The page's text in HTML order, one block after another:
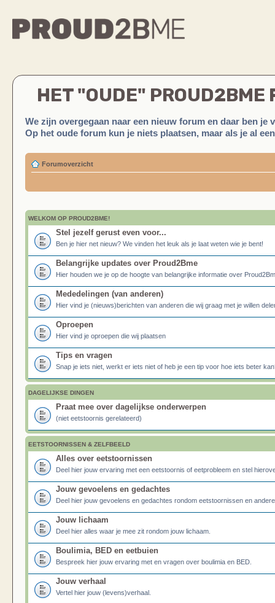
HET "OUDE" PROUD2BME
We zijn overgegaan naar een nieuw forum en daar ben je
Op het oude forum kun je niets plaatsen, maar als je al
Forumoverzicht
WELKOM OP PROUD2BME!
Stel jezelf gerust even voor...
Ben je hier net nieuw? We vinden het leuk als je laat weten wie je bent!
Belangrijke updates over Proud2Bme
Hier houden we je op de hoogte van belangrijke informatie over
Mededelingen (van anderen)
Hier vind je (nieuws)berichten van anderen die wij graag met je willen
Oproepen
Hier vind je oproepen die wij plaatsen
Tips en vragen
Snap je iets niet, werkt er iets niet of heb je een tip voor hoe iets beter
DAGELIJKSE DINGEN
Praat mee over dagelijkse onderwerpen
(niet eetstoornis gerelateerd)
EETSTOORNISSEN & ZELFBEELD
Alles over eetstoornissen
Deel hier jouw ervaring met een eetstoornis of eetprobleem en stel
Jouw gevoelens en gedachtes
Deel hier jouw gevoelens en gedachtes rondom eetstoornissen en
Jouw lichaam
Deel hier alles waar je mee zit rondom jouw lichaam.
Boulimia, BED en eetbuien
Bespreek hier jouw ervaring met en vragen over boulimia en BED.
Jouw verhaal
Vertel hier jouw (levens)verhaal.